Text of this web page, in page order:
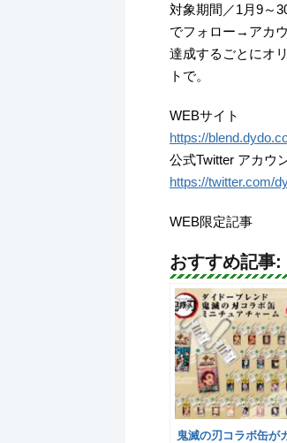
対象期間／1月9～
でフォロー→アカ
達成するごとにオ
トで。
WEBサイト
https://
公式Twitter アカウ
https://twitter.com/
WEB限定記事
おすすめ記事:
鬼滅の刃コラボ缶が